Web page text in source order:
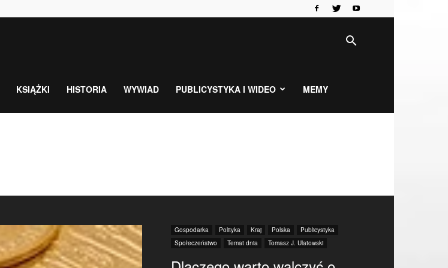
KSIĄŻKI HISTORIA WYWIAD PUBLICYSTYKA I WIDEO MEMY
Gospodarka Polityka Kraj Polska
Publicystyka
Społeczeństwo
Temat dnia Tomasz J. Ulatowski